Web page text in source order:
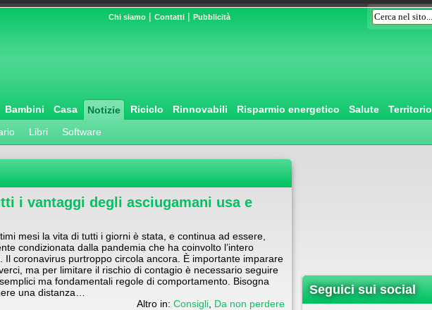
Chi siamo | Contatti | Pubblicità
Bambini Casa Notizie Riciclo Rinnovabili Risparmio energetico Salute
Territorio
Libri Software
i vantaggi degli asciugamani usa e
mesi la vita di tutti i giorni è stata, e continua ad essere,
condizionata dalla pandemia che ha coinvolto l’intero
Il coronavirus purtroppo circola ancora. È importante imparare
ma per limitare il rischio di contagio è necessario seguire
ma fondamentali regole di comportamento. Bisogna
una distanza…
Altro in: Consigli Da non perdere
Seguici sui social